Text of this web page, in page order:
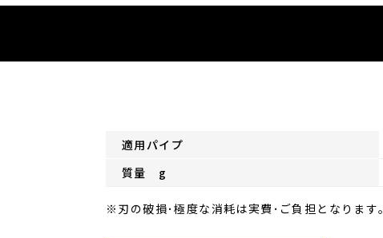
適用パイプ
質量 g
※刃の破損･極度な消耗は実費･ご負担となります｡